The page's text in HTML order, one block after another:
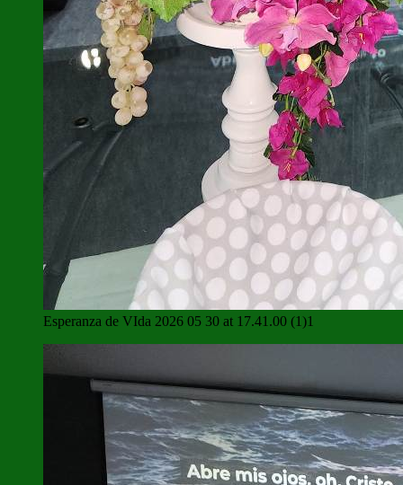
Esperanza de VIda 2026 05 30 at 17.41.00 (1)1